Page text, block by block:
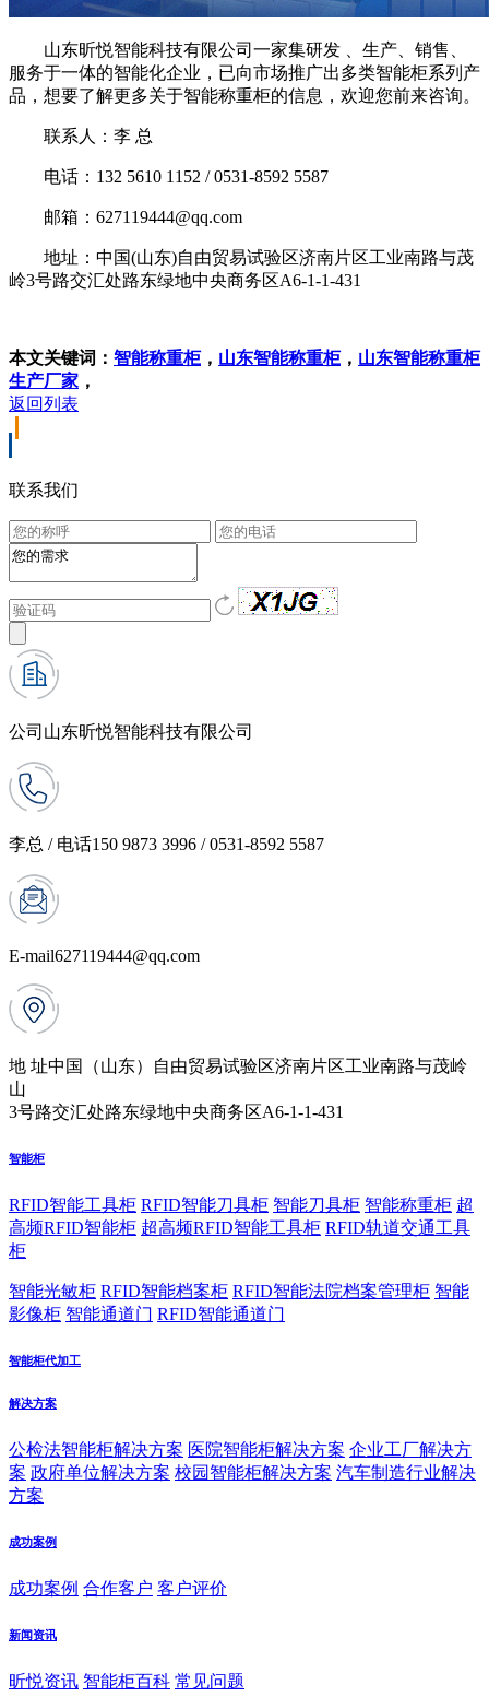
山东昕悦智能科技有限公司一家集研发 、生产、销售、
服务于一体的智能化企业，已向市场推广出多类智能柜系列产
品，想要了解更多关于智能称重柜的信息，欢迎您前来咨询。
联系人：李 总
电话：132 5610 1152 / 0531-8592 5587
邮箱：627119444@qq.com
地址：中国(山东)自由贸易试验区济南片区工业南路与茂
岭3号路交汇处路东绿地中央商务区A6-1-1-431
本文关键词： 智能称重柜， 山东智能称重柜， 山东智能称重柜
生产厂家 ，
返回列表
联系我们
公司 山东昕悦智能科技有限公司
李总 / 电话150 9873 3996 / 0531-8592 5587
E-mail627119444@qq.com
地 址中国（山东）自由贸易试验区济南片区工业南路与茂岭
山
3号路交汇处路东绿地中央商务区A6-1-1-431
智能柜
RFID智能工具柜 RFID智能刀具柜 智能刀具柜 智能称重柜 超
高频RFID智能柜 超高频RFID智能工具柜 RFID轨道交通工具
柜
智能光敏柜 RFID智能档案柜 RFID智能法院档案管理柜 智能
影像柜 智能通道门 RFID智能通道门
智能柜代加工
解决方案
公检法智能柜解决方案 医院智能柜解决方案 企业工厂解决方
案 政府单位解决方案 校园智能柜解决方案 汽车制造行业解决
方案
成功案例
成功案例 合作客户 客户评价
新闻资讯
昕悦资讯 智能柜百科 常见问题